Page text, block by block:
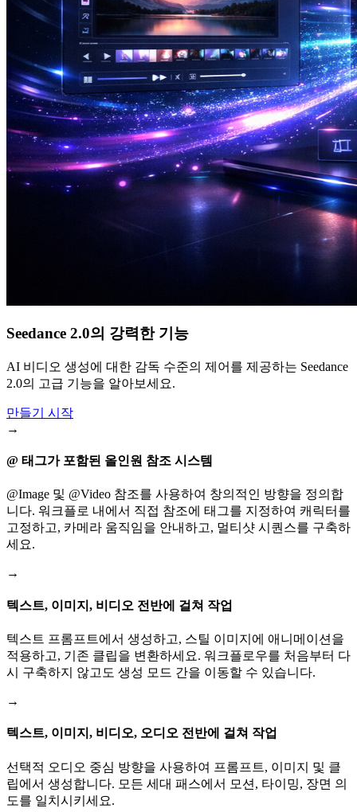
Seedance 2.0의 강력한 기능
AI 비디오 생성에 대한 감독 수준의 제어를 제공하는 Seedance
2.0의 고급 기능을 알아보세요.
만들기 시작
→
@ 태그가 포함된 올인원 참조 시스템
@Image 및 @Video 참조를 사용하여 창의적인 방향을 정의합
니다. 워크플로 내에서 직접 참조에 태그를 지정하여 캐릭터를
고정하고, 카메라 움직임을 안내하고, 멀티샷 시퀀스를 구축하
세요.
→
텍스트, 이미지, 비디오 전반에 걸쳐 작업
텍스트 프롬프트에서 생성하고, 스틸 이미지에 애니메이션을
적용하고, 기존 클립을 변환하세요. 워크플로우를 처음부터 다
시 구축하지 않고도 생성 모드 간을 이동할 수 있습니다.
→
텍스트, 이미지, 비디오, 오디오 전반에 걸쳐 작업
선택적 오디오 중심 방향을 사용하여 프롬프트, 이미지 및 클
립에서 생성합니다. 모든 세대 패스에서 모션, 타이밍, 장면 의
도를 일치시키세요.